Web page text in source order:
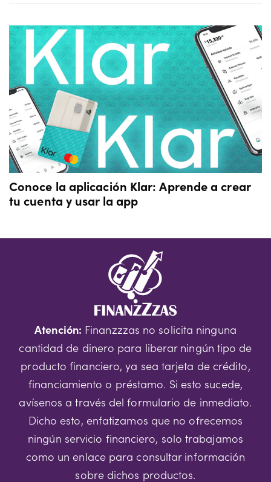
Conoce la aplicación Klar: Aprende a crear
tu cuenta y usar la app
Atención: Finanzzzas no solicita ninguna
cantidad de dinero para liberar ningún tipo de
producto financiero, ya sea tarjeta de crédito,
financiamiento o préstamo. Si esto sucede,
avísenos a través del formulario de inmediato.
Dicho esto, enfatizamos que no ofrecemos
ningún servicio financiero, solo trabajamos
como un enlace para consultar información
sobre dichos productos.